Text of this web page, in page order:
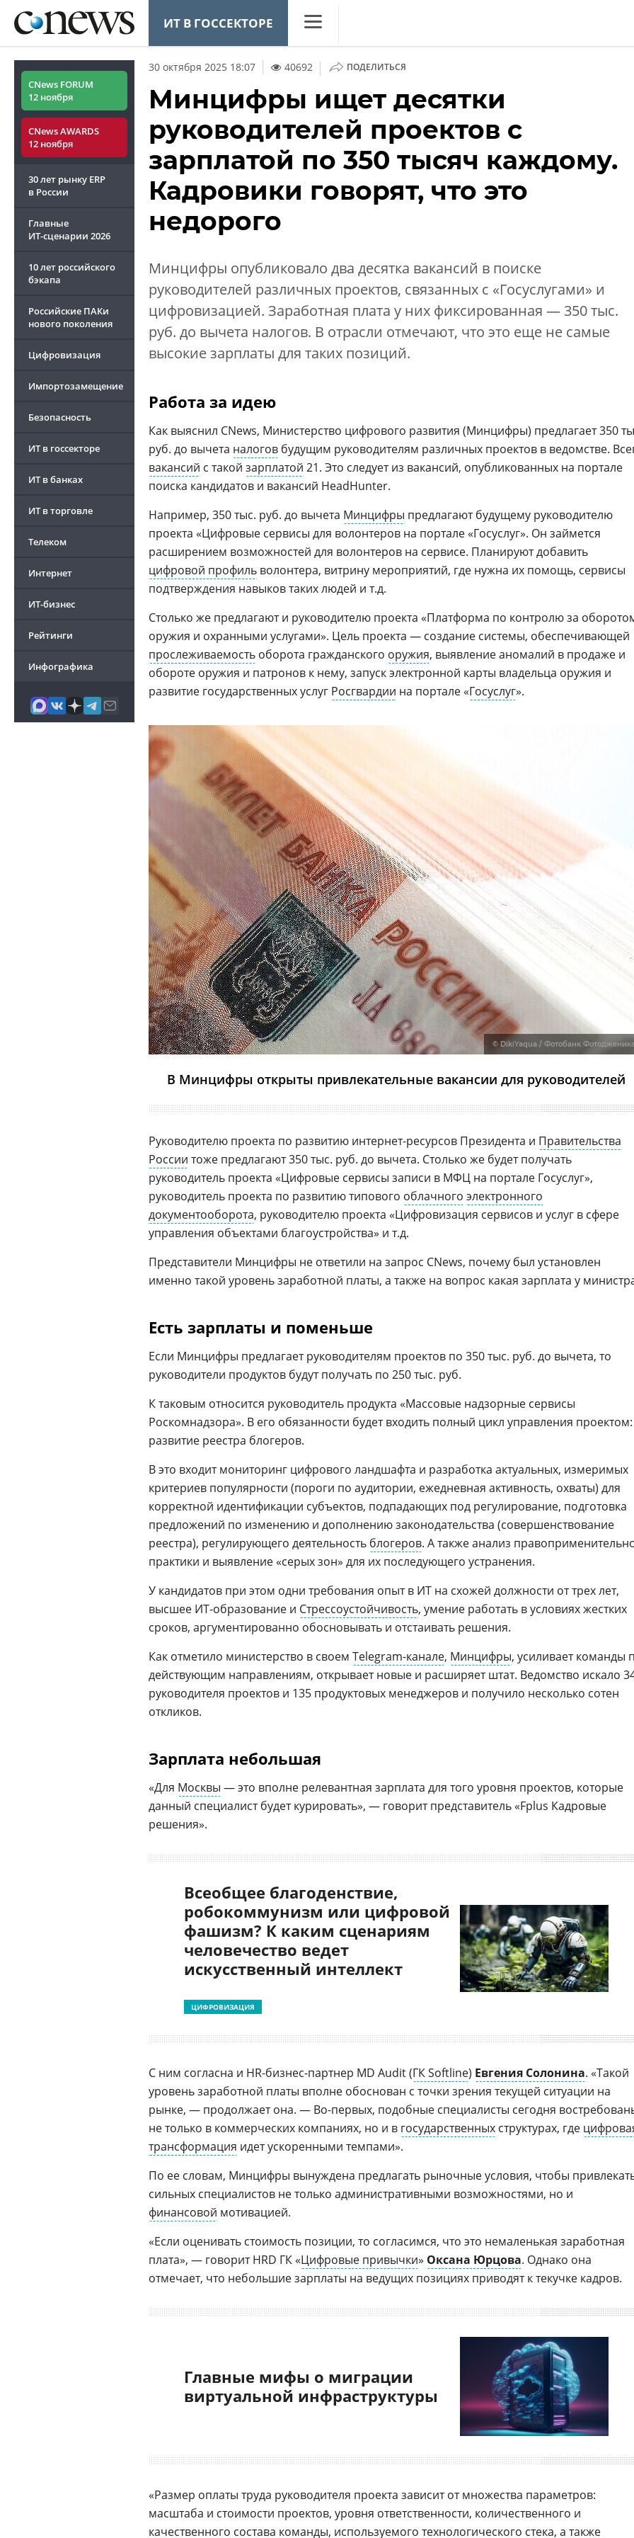
ИТ В ГОССЕКТОРЕ
Аналитика
Конференции
Маркет
Техника
ТВ
CNews FORUM
12 ноября
CNews AWARDS
12 ноября
30 лет рынку ERP
в России
Главные
ИТ-сценарии 2026
10 лет российского
бэкапа
Российские ПАКи
нового поколения
Цифровизация
Импортозамещение
Безопасность
ИТ в госсекторе
ИТ в банках
ИТ в торговле
Телеком
Интернет
ИТ-бизнес
Рейтинги
Инфографика
30 октября 2025 18:07 40692 | ПОДЕЛИТЬСЯ
Минцифры ищет десятки
руководителей проектов с
зарплатой по 350 тысяч каждому.
Кадровики говорят, что это
недорого
Минцифры опубликовало два десятка вакансий в поиске
руководителей различных проектов, связанных с «Госуслугами» и
цифровизацией. Заработная плата у них фиксированная — 350 тыс.
руб. до вычета налогов. В отрасли отмечают, что это еще не самые
высокие зарплаты для таких позиций.
Работа за идею
Как выяснил CNews, Министерство цифрового развития (Минцифры) предлагает 350
руб. до вычета налогов будущим руководителям различных проектов в ведомстве.
вакансий с такой зарплатой 21. Это следует из вакансий, опубликованных на портале
поиска кандидатов и вакансий HeadHunter.
Например, 350 тыс. руб. до вычета Минцифры предлагают будущему руководителю
проекта «Цифровые сервисы для волонтеров на портале «Госуслуг». Он займется
расширением возможностей для волонтеров на сервисе. Планируют добавить
цифровой профиль волонтера, витрину мероприятий, где нужна их помощь, сервисы
подтверждения навыков таких людей и т.д.
Столько же предлагают и руководителю проекта «Платформа по контролю за
оружия и охранными услугами». Цель проекта — создание системы, обеспечивающей
прослеживаемость оборота гражданского оружия, выявление аномалий в продаже и
обороте оружия и патронов к нему, запуск электронной карты владельца оружия и
развитие государственных услуг Росгвардии на портале «Госуслуг».
© DikiYaqua / Фотобанк
В Минцифры открыты привлекательные вакансии для руководителей
Руководителю проекта по развитию интернет-ресурсов Президента и Правительства
России тоже предлагают 350 тыс. руб. до вычета. Столько же будет получать
руководитель проекта «Цифровые сервисы записи в МФЦ на портале Госуслуг»,
руководитель проекта по развитию типового облачного электронного
документооборота, руководителю проекта «Цифровизация сервисов и услуг в сфере
управления объектами благоустройства» и т.д.
Представители Минцифры не ответили на запрос CNews, почему был установлен
именно такой уровень заработной платы, а также на вопрос какая зарплата у
Есть зарплаты и поменьше
Если Минцифры предлагает руководителям проектов по 350 тыс. руб. до вычета, то
руководители продуктов будут получать по 250 тыс. руб.
К таковым относится руководитель продукта «Массовые надзорные сервисы
Роскомнадзора». В его обязанности будет входить полный цикл управления проектом:
развитие реестра блогеров.
В это входит мониторинг цифрового ландшафта и разработка актуальных, измеримых
критериев популярности (пороги по аудитории, ежедневная активность, охваты) для
корректной идентификации субъектов, подпадающих под регулирование, подготовка
предложений по изменению и дополнению законодательства (совершенствование
реестра), регулирующего деятельность блогеров. А также анализ
практики и выявление «серых зон» для их последующего устранения.
У кандидатов при этом одни требования опыт в ИТ на схожей должности от трех лет,
высшее ИТ-образование и Стрессоустойчивость, умение работать в условиях жестких
сроков, аргументированно обосновывать и отстаивать решения.
Как отметило министерство в своем Telegram-канале, Минцифры, усиливает команды
действующим направлениям, открывает новые и расширяет штат. Ведомство искало
руководителя проектов и 135 продуктовых менеджеров и получило несколько сотен
откликов.
Зарплата небольшая
«Для Москвы — это вполне релевантная зарплата для того уровня проектов, которые
данный специалист будет курировать», — говорит представитель «Fplus Кадровые
решения».
Всеобщее благоденствие,
робокоммунизм или цифровой
фашизм? К каким сценариям
человечество ведет
искусственный интеллект
ЦИФРОВИЗАЦИЯ
С ним согласна и HR-бизнес-партнер MD Audit (ГК Softline) Евгения Солонина. «Такой
уровень заработной платы вполне обоснован с точки зрения текущей ситуации на
рынке, — продолжает она. — Во-первых, подобные специалисты сегодня
не только в коммерческих компаниях, но и в государственных структурах, где
трансформация идет ускоренными темпами».
По ее словам, Минцифры вынуждена предлагать рыночные условия, чтобы
сильных специалистов не только административными возможностями, но и
финансовой мотивацией.
«Если оценивать стоимость позиции, то согласимся, что это немаленькая заработная
плата», — говорит HRD ГК «Цифровые привычки» Оксана Юрцова. Однако она
отмечает, что небольшие зарплаты на ведущих позициях приводят к текучке кадров.
Главные мифы о миграции
виртуальной инфраструктуры
«Размер оплаты труда руководителя проекта зависит от множества параметров:
масштаба и стоимости проектов, уровня ответственности, количественного и
качественного состава команды, используемого технологического стека, а также
ОБЗОР
Российские операционные системы
CNEWS TV
CNews баттл. Вечный спор ИБ vs ИТ:
как начать дружить на благо бизнеса